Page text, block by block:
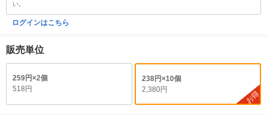
い。
ログインはこちら
販売単位
259円×2個
518円
238円×10個
2,380円
お得